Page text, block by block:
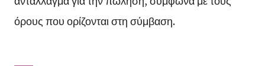
όρους που ορίζονται στη σύμβαση.